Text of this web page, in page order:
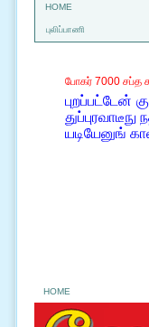
HOME
புலிப்பாணி
போகர் 7000 சப்த
புறப்பட்டேன்
யடியேனுங்
HOME